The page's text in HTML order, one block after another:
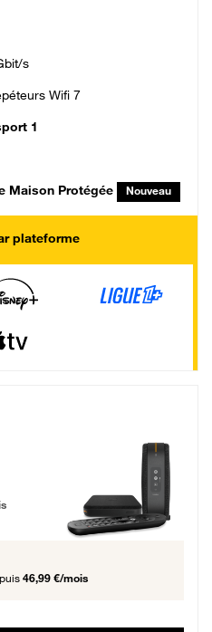
s
Wifi 7
1
Maison Protégée Nouveau
plateforme
51,99 € par mois, Engagement 12 mois
46,99 €/mois